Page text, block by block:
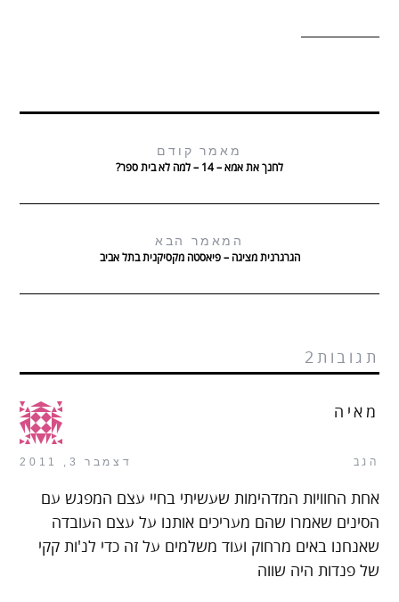
מאמר קודם
לחנך את אמא – 14 – למה לא בית ספר?
המאמר הבא
הגרגרנית מציגה – פיאסטה מקסיקנית בתל אביב
תגובות2
הגב דצמבר 3, 2011
מאיה
אחת החוויות המדהימות שעשיתי בחיי עצם המפגש עם
הסינים שאמרו שהם מעריכים אותנו על עצם העובדה
שאנחנו באים מרחוק ועוד משלמים על זה כדי לנ'ות קקי
של פנדות היה שווה